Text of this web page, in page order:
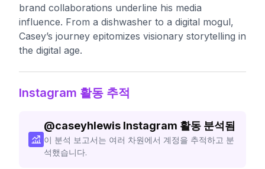
brand collaborations underline his media
influence. From a dishwasher to a digital mogul,
Casey’s journey epitomizes visionary storytelling in
the digital age.
Instagram 활동 추적
@caseyhlewis Instagram 활동 분석됨
이 분석 보고서는 여러 차원에서 계정을 추적하고 분
석했습니다.